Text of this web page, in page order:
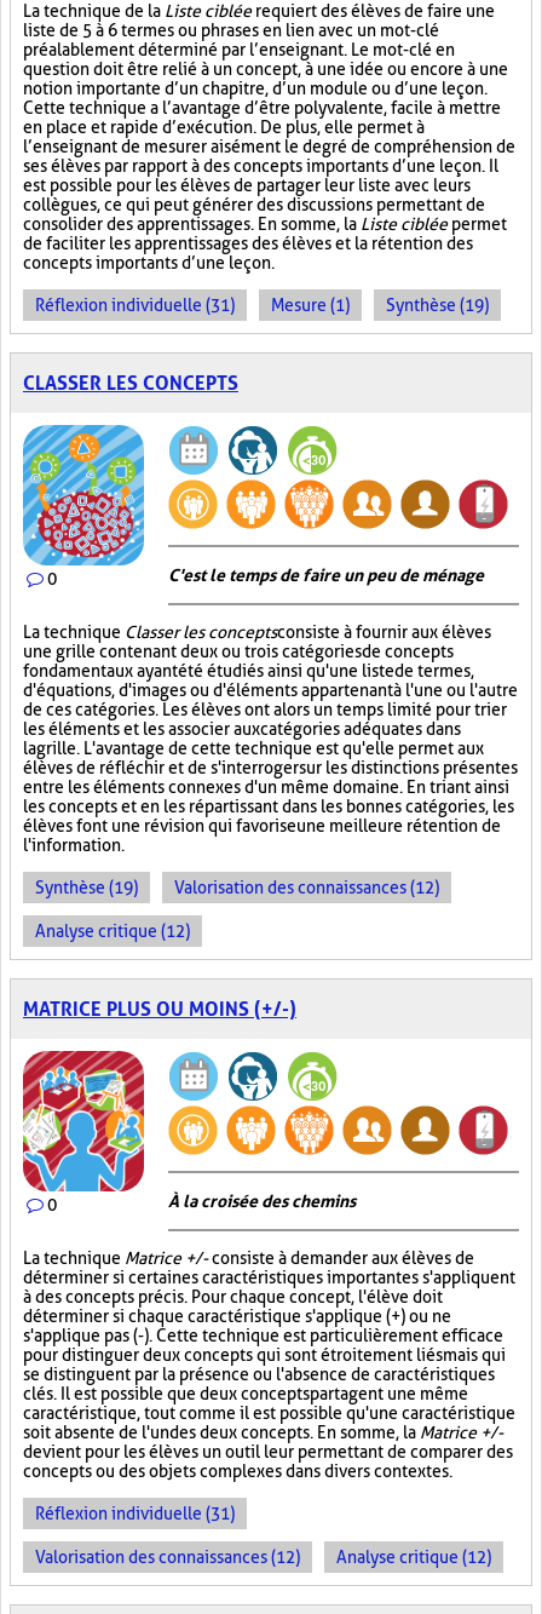
La technique de la Liste cibléerequiert des élèves de faire une
liste de 5 à 6 termes ou phrases en lien avec un mot-clé
préalablement déterminé par l’enseignant. Le mot-clé en
question doit être relié à un concept, à une idée ou encore à une
notion importante d’un chapitre, d’un module ou d’une leçon.
Cette technique a l’avantage d’être polyvalente, facile à mettre
en place et rapide d’exécution. De plus, elle permet à
l’enseignant de mesurer aisément le degré de compréhension de
ses élèves par rapport à des concepts importants d’une leçon. Il
est possible pour les élèves de partager leur liste avec leurs
collègues, ce qui peut générer des discussions permettant de
consolider des apprentissages. En somme, la Liste cibléepermet
de faciliter les apprentissages des élèves et la rétention des
concepts importants d’une leçon.
Réflexion individuelle (31) Mesure (1) Synthèse (19)
CLASSER LES CONCEPTS
0 C'est le temps de faire un peu de ménage
La technique Classer les conceptsconsiste à fournir aux élèves
une grille contenant deux ou trois catégories de concepts
fondamentaux ayant été étudiés ainsi qu'une liste de termes,
d'équations, d'images ou d'éléments appartenant à l'une ou l'autre
de ces catégories. Les élèves ont alors un temps limité pour trier
les éléments et les associer aux catégories adéquates dans
la grille. L'avantage de cette technique est qu'elle permet aux
élèves de réfléchir et de s'interroger sur les distinctions présentes
entre les éléments connexes d'un même domaine. En triant ainsi
les concepts et en les répartissant dans les bonnes catégories, les
élèves font une révision qui favorise une meilleure rétention de
l'information.
Synthèse (19) Valorisation des connaissances (12)
Analyse critique (12)
MATRICE PLUS OU MOINS (+/-)
0 À la croisée des chemins
La technique Matrice +/-consiste à demander aux élèves de
déterminer si certaines caractéristiques importantes s'appliquent
à des concepts précis. Pour chaque concept, l'élève doit
déterminer si chaque caractéristique s'applique (+) ou ne
s'applique pas (-). Cette technique est particulièrement efficace
pour distinguer deux concepts qui sont étroitement liés mais qui
se distinguent par la présence ou l'absence de caractéristiques
clés. Il est possible que deux concepts partagent une même
caractéristique, tout comme il est possible qu'une caractéristique
soit absente de l'un des deux concepts. En somme, la Matrice +/-
devient pour les élèves un outil leur permettant de comparer des
concepts ou des objets complexes dans divers contextes.
Réflexion individuelle (31)
Valorisation des connaissances (12) Analyse critique (12)